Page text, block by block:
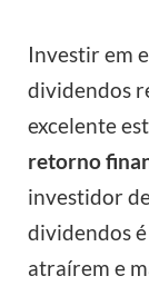
Investir em
dividendos
excelente
retorno
investidor
dividendos
atraírem e